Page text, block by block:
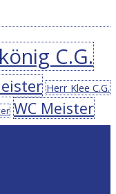
C.G.
Herr Klee C.G.
WC Meister